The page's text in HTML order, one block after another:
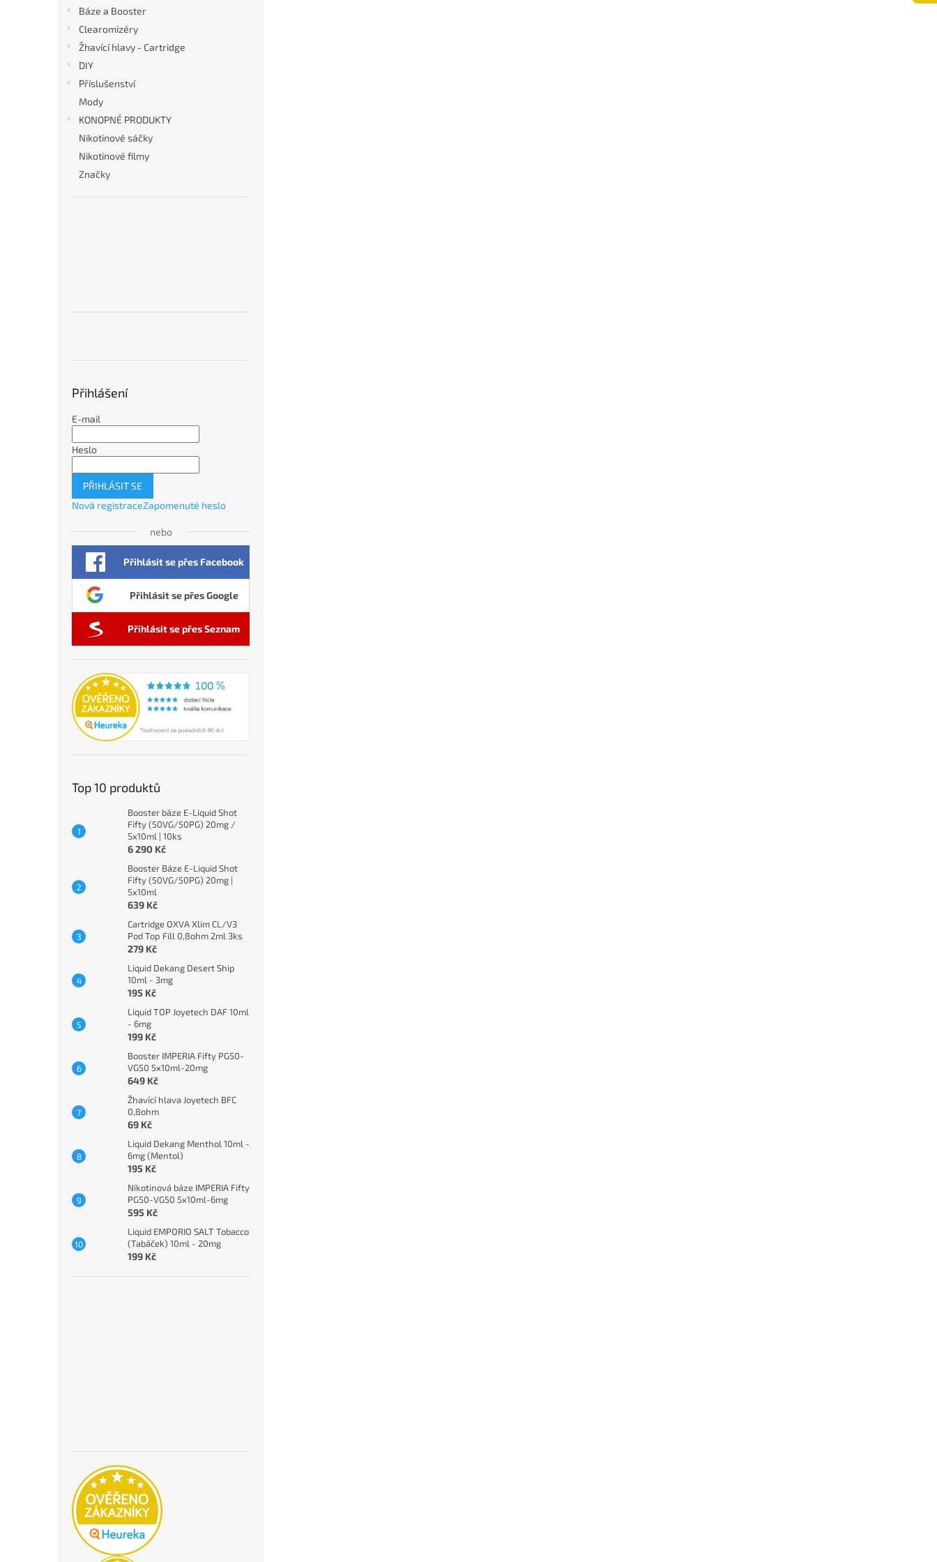
Báze a Booster
Clearomizéry
Žhavící hlavy - Cartridge
DIY
Příslušenství
Mody
KONOPNÉ PRODUKTY
Nikotinové sáčky
Nikotinové filmy
Značky
Přihlášení
E-mail
Heslo
PŘIHLÁSIT SE
Nová registraceZapomenuté heslo
nebo
Přihlásit se přes Facebook
Přihlásit se přes Google
Přihlásit se přes Seznam
Top 10 produktů
Booster báze E-Liquid Shot
Fifty (50VG/50PG) 20mg /
5x10ml | 10ks
6 290 Kč
Booster Báze E-Liquid Shot
Fifty (50VG/50PG) 20mg |
5x10ml
639 Kč
Cartridge OXVA Xlim CL/V3
Pod Top Fill 0,8ohm 2ml 3ks
279 Kč
Liquid Dekang Desert Ship
10ml - 3mg
195 Kč
Liquid TOP Joyetech DAF 10ml
- 6mg
199 Kč
Booster IMPERIA Fifty PG50-
VG50 5x10ml-20mg
649 Kč
Žhavící hlava Joyetech BFC
0,8ohm
69 Kč
Liquid Dekang Menthol 10ml -
6mg (Mentol)
195 Kč
Nikotinová báze IMPERIA Fifty
PG50-VG50 5x10ml-6mg
595 Kč
Liquid EMPORIO SALT Tobacco
(Tabáček) 10ml - 20mg
199 Kč